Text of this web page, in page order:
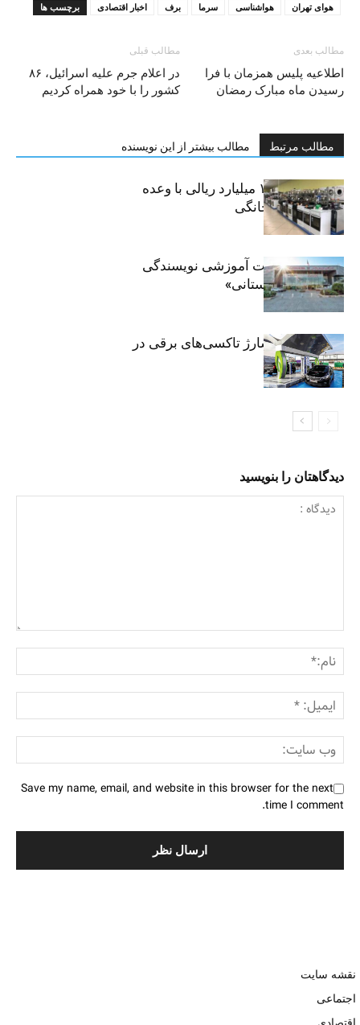
برچسب ها اخبار اقتصادی برف سرما هواشناسی هوای تهران
مطالب قبلی
در اعلام جرم علیه اسرائیل، ۸۶
کشور را با خود همراه کردیم
مطالب بعدی
اطلاعیه پلیس همزمان با فرا
رسیدن ماه مبارک رمضان
مطالب مرتبط مطالب بیشتر از این نویسنده
کلاهبرداری ۱۰۰ میلیارد ریالی با وعده
فروش لوازم خانگی
برگزاری جلسات آموزشی نویسندگی
«زندگی‌نامه داستانی»
توسعه شبکه شارژ تاکسی‌های برقی در
پایتخت
دیدگاهتان را بنویسید
Save my name, email, and website in this browser for the next
time I comment.
نقشه سایت
اجتماعی